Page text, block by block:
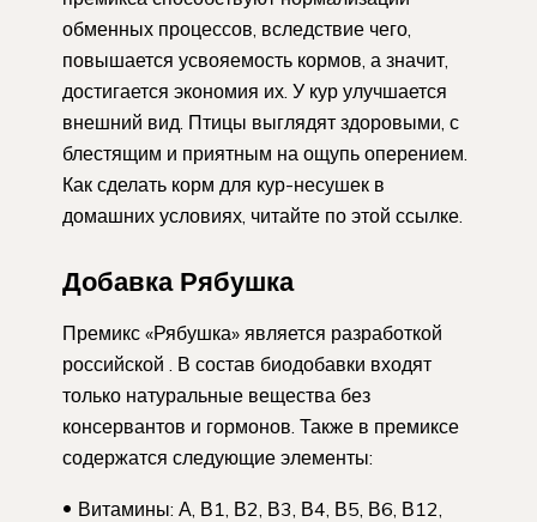
обменных процессов, вследствие чего,
повышается усвояемость кормов, а значит,
достигается экономия их. У кур улучшается
внешний вид. Птицы выглядят здоровыми, с
блестящим и приятным на ощупь оперением.
Как сделать корм для кур-несушек в
домашних условиях, читайте по этой ссылке.
Добавка Рябушка
Премикс «Рябушка» является разработкой
российской . В состав биодобавки входят
только натуральные вещества без
консервантов и гормонов. Также в премиксе
содержатся следующие элементы:
Витамины: А, В1, В2, В3, В4, В5, В6, В12,